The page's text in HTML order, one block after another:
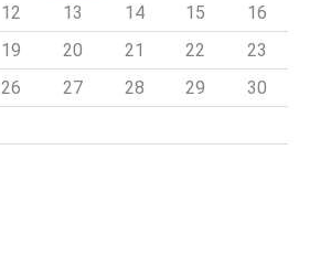
12 13 14 15
16
19 20 21 22
23
26 27 28 29
30